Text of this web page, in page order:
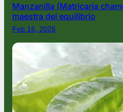
Manzanilla (Matricaria
maestra del equilibrio
Feb 16, 2026